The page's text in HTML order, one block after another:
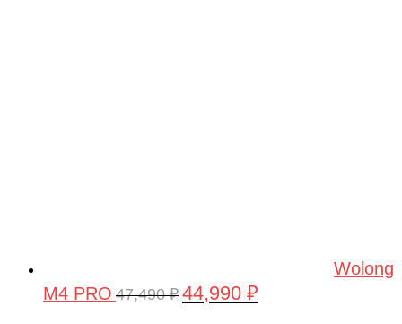
Wolong
M4 PRO 47,490₽ Первоначальная
44,990 ₽